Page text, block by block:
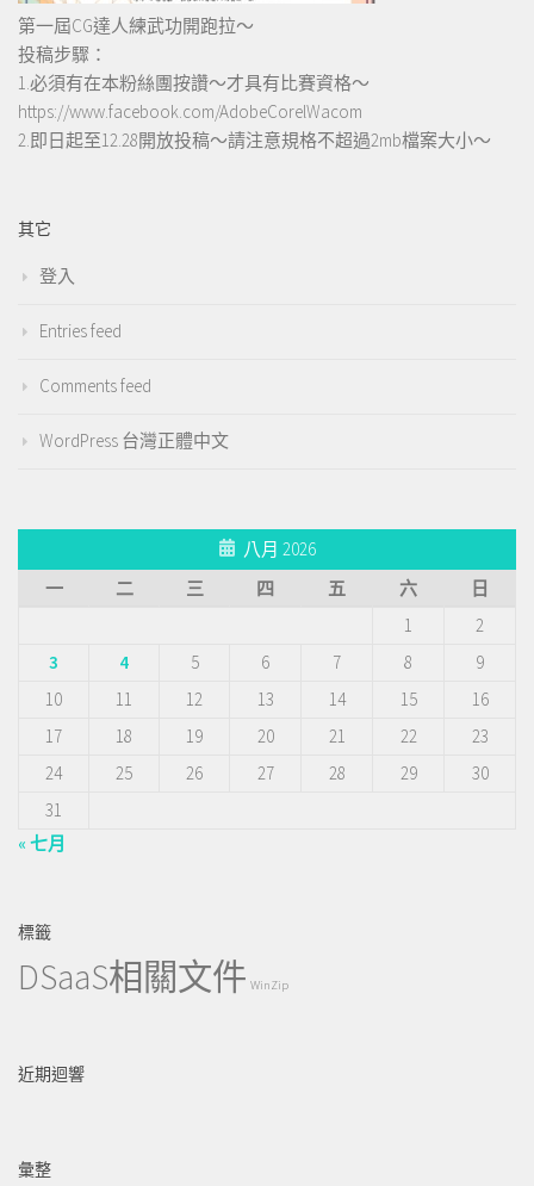
第一屆CG達人練武功開跑拉～
投稿步驟：
1.必須有在本粉絲團按讚～才具有比賽資格～
https://www.facebook.com/AdobeCorelWacom
2.即日起至12.28開放投稿～請注意規格不超過2mb檔案大小～
其它
登入
Entries feed
Comments feed
WordPress 台灣正體中文
八月 2026
一
二 三 四 五 六
日
1
2
3
4 5 6 7 8
9
10
11 12 13 14 15
16
17
18 19 20 21 22
23
24
25 26 27 28 29
30
31
« 七月
標籤
DSaaS相關文件 WinZip
近期迴響
彙整